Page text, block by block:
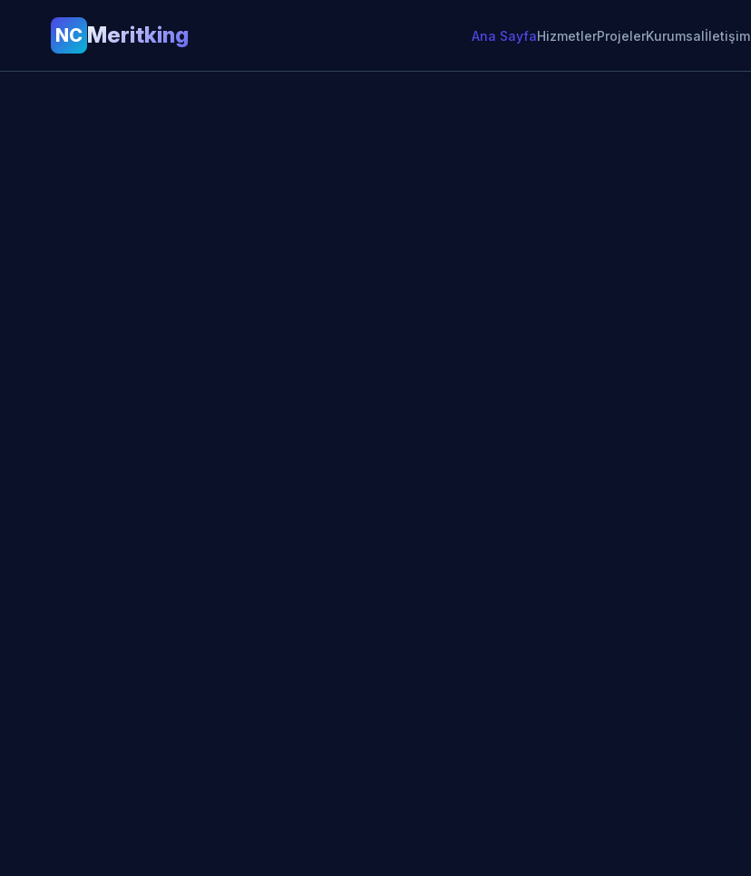
NC Meritking Ana SayfaHizmetlerProjelerKurumsalİletişim